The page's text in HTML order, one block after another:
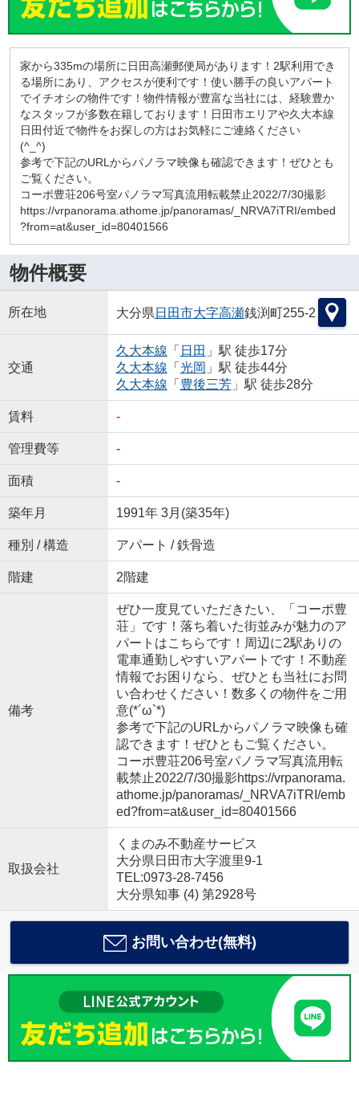
家から335mの場所に日田高瀬郵便局があります！2駅利用でき
る場所にあり、アクセスが便利です！使い勝手の良いアパート
でイチオシの物件です！物件情報が豊富な当社には、経験豊か
なスタッフが多数在籍しております！日田市エリアや久大本線
日田付近で物件をお探しの方はお気軽にご連絡ください
(^_^)
参考で下記のURLからパノラマ映像も確認できます！ぜひとも
ご覧ください。
コーポ豊荘206号室パノラマ写真流用転載禁止2022/7/30撮影
https://vrpanorama.athome.jp/panoramas/_NRVA7iTRI/embed
?from=at&user_id=80401566
物件概要
所在地 大分県 日田市大字高瀬銭渕町255-2
交通
久大本線 「 日田 」駅 徒歩17分
久大本線 「 光岡 」駅 徒歩44分
久大本線 「 豊後三芳」駅 徒歩28分
賃料 -
管理費等 -
面積 -
築年月 1991年 3月(築35年)
種別 / 構造 アパート / 鉄骨造
階建 2階建
備考
ぜひ一度見ていただきたい、「コーポ豊
荘」です！落ち着いた街並みが魅力のア
パートはこちらです！周辺に2駅ありの
電車通勤しやすいアパートです！不動産
情報でお困りなら、ぜひとも当社にお問
い合わせください！数多くの物件をご用
意(*´ω`*)
参考で下記のURLからパノラマ映像も確
認できます！ぜひともご覧ください。
コーポ豊荘206号室パノラマ写真流用転
載禁止2022/7/30撮影https://vrpanorama.
athome.jp/panoramas/_NRVA7iTRI/emb
ed?from=at&user_id=80401566
取扱会社
くまのみ不動産サービス
大分県日田市大字渡里9-1
TEL:0973-28-7456
大分県知事 (4) 第2928号
お問い合わせ(無料)